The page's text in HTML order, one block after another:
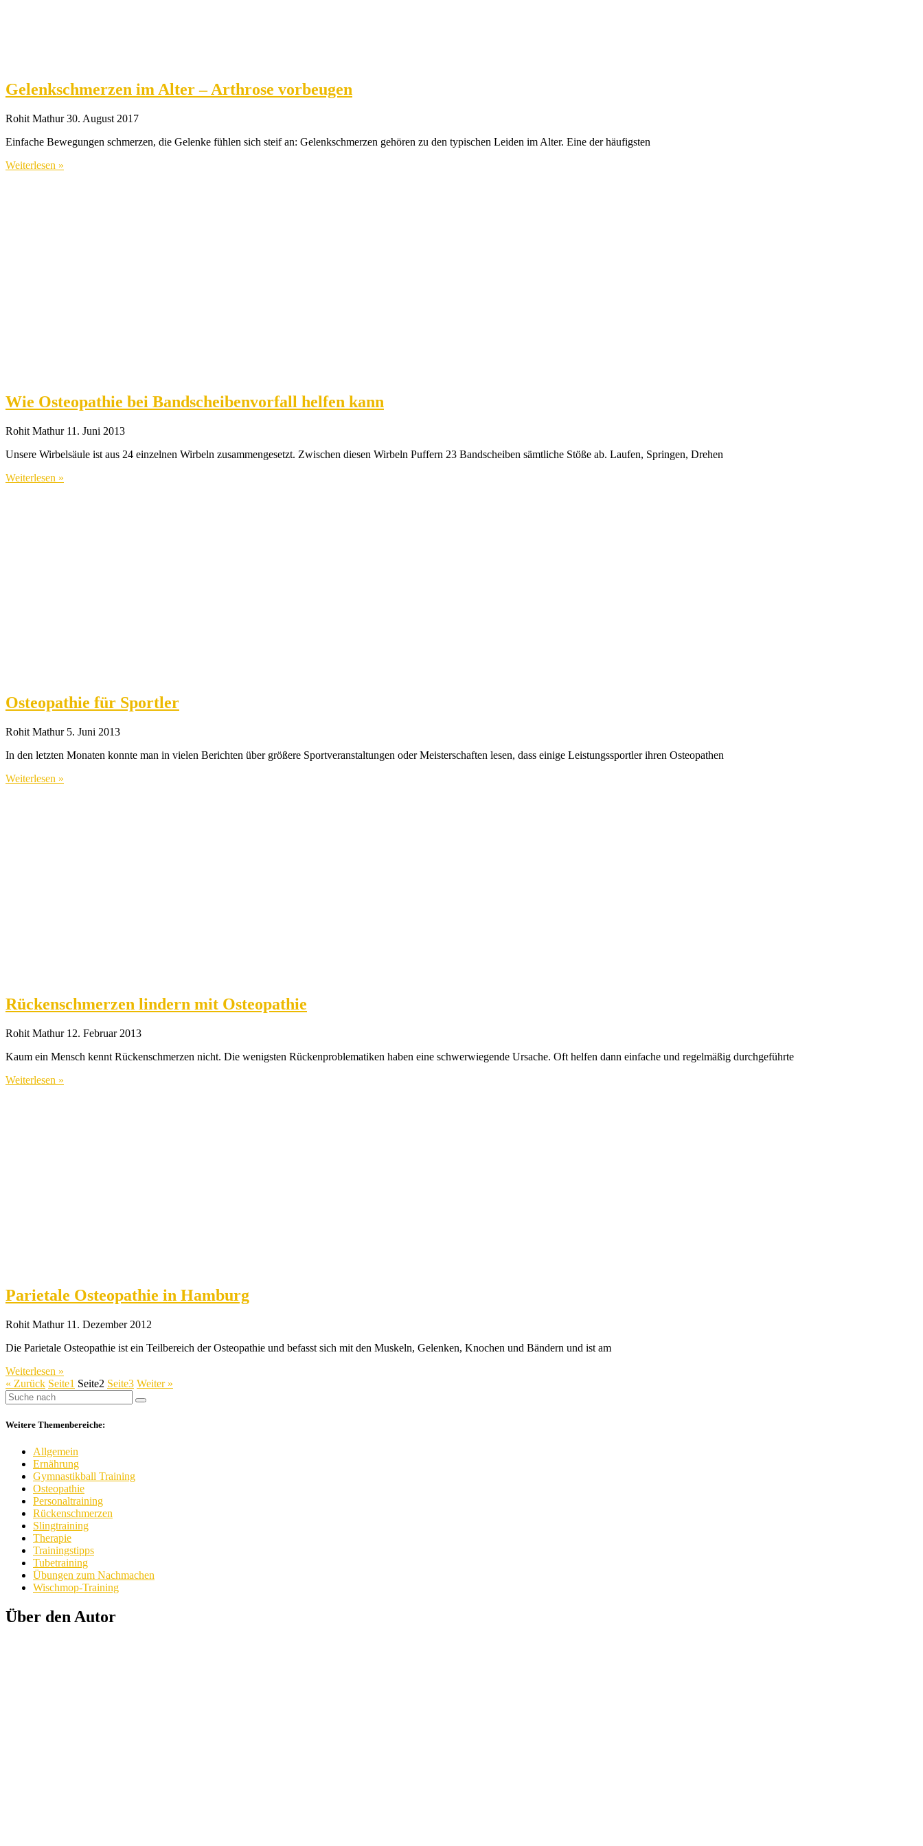
Gelenkschmerzen im Alter – Arthrose vorbeugen
Rohit Mathur30. August 2017
Einfache Bewegungen schmerzen, die Gelenke fühlen sich steif an: Gelenkschmerzen gehören zu den typischen Leiden im Alter. Eine der häufigsten
Weiterlesen »
Wie Osteopathie bei Bandscheibenvorfall helfen kann
Rohit Mathur 11. Juni 2013
Unsere Wirbelsäule ist aus 24 einzelnen Wirbeln zusammengesetzt. Zwischen diesen Wirbeln Puffern 23 Bandscheiben sämtliche Stöße ab. Laufen, Springen, Drehen
Weiterlesen »
Osteopathie für Sportler
Rohit Mathur 5. Juni 2013
In den letzten Monaten konnte man in vielen Berichten über größere Sportveranstaltungen oder Meisterschaften lesen, dass einige Leistungssportler ihren Osteopathen
Weiterlesen »
Rückenschmerzen lindern mit Osteopathie
Rohit Mathur 12. Februar 2013
Kaum ein Mensch kennt Rückenschmerzen nicht. Die wenigsten Rückenproblematiken haben eine schwerwiegende Ursache. Oft helfen dann einfache und regelmäßig durchgeführte
Weiterlesen »
Parietale Osteopathie in Hamburg
Rohit Mathur 11. Dezember 2012
Die Parietale Osteopathie ist ein Teilbereich der Osteopathie und befasst sich mit den Muskeln, Gelenken, Knochen und Bändern und ist am
Weiterlesen »
« Zurück Seite1 Seite2 Seite3 Weiter »
Weitere Themenbereiche:
Allgemein
Ernährung
Gymnastikball Training
Osteopathie
Personaltraining
Rückenschmerzen
Slingtraining
Therapie
Trainingstipps
Tubetraining
Übungen zum Nachmachen
Wischmop-Training
Über den Autor